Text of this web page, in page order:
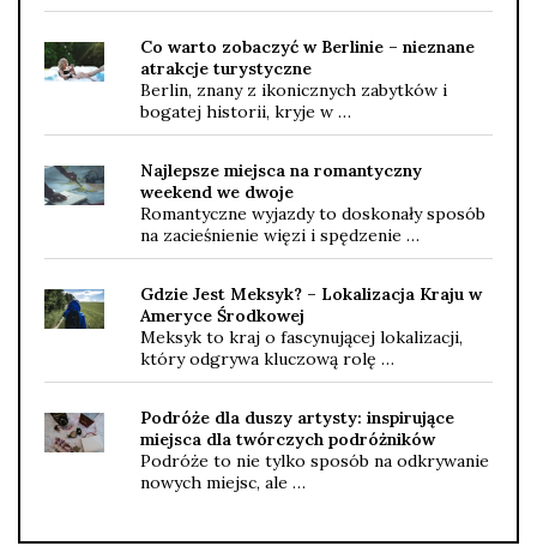
Co warto zobaczyć w Berlinie – nieznane
atrakcje turystyczne
Berlin, znany z ikonicznych zabytków i
bogatej historii, kryje w …
Najlepsze miejsca na romantyczny
weekend we dwoje
Romantyczne wyjazdy to doskonały sposób
na zacieśnienie więzi i spędzenie …
Gdzie Jest Meksyk? – Lokalizacja Kraju w
Ameryce Środkowej
Meksyk to kraj o fascynującej lokalizacji,
który odgrywa kluczową rolę …
Podróże dla duszy artysty: inspirujące
miejsca dla twórczych podróżników
Podróże to nie tylko sposób na odkrywanie
nowych miejsc, ale …